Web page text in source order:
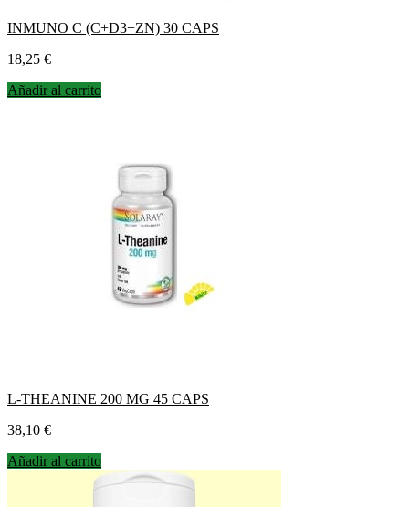
INMUNO C (C+D3+ZN) 30 CAPS
Precio
18,25 €
Añadir al carrito
L-THEANINE 200 MG 45 CAPS
Precio
38,10 €
Añadir al carrito